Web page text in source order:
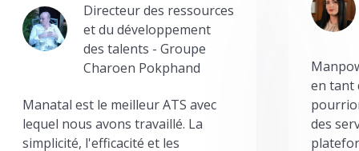
Directeur des ressources
et du développement
des talents - Groupe
Charoen Pokphand
Manatal est le meilleur ATS avec
lequel nous avons travaillé. La
simplicité, l'efficacité et les
en tant
des